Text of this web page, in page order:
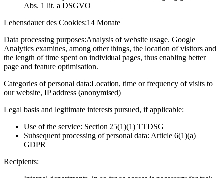
Abs. 1 lit. a DSGVO
Lebensdauer des Cookies:14 Monate
Data processing purposes:Analysis of website usage. Google
Analytics examines, among other things, the location of visitors and
the length of time spent on individual pages, thus enabling better
page and feature optimisation.
Categories of personal data:Location, time or frequency of visits to
our website, IP address (anonymised)
Legal basis and legitimate interests pursued, if applicable:
Use of the service: Section 25(1)(1) TTDSG
Subsequent processing of personal data: Article 6(1)(a)
GDPR
Recipients: